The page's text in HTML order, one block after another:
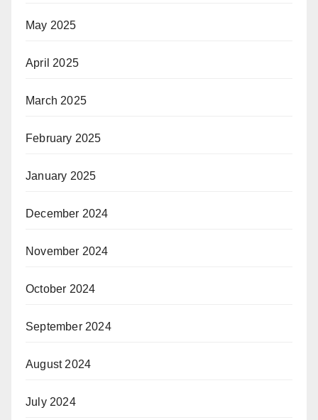
May 2025
April 2025
March 2025
February 2025
January 2025
December 2024
November 2024
October 2024
September 2024
August 2024
July 2024